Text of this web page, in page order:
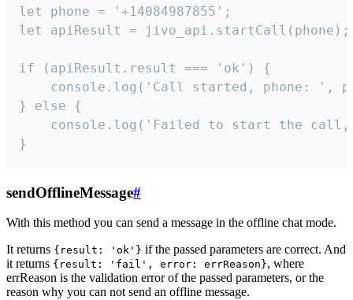
let phone = '+14084987855';
let apiResult = jivo_api.startCall(phone);
if (apiResult.result === 'ok') {
console.log('Call started, phone: ',
} else {
console.log('Failed to start the
}
sendOfflineMessage#
With this method you can send a message in the offline chat mode.
It returns {result: 'ok'} if the passed parameters are correct. And
it returns {result: 'fail', error: errReason}, where
errReason is the validation error of the passed parameters, or the
reason why you can not send an offline message.